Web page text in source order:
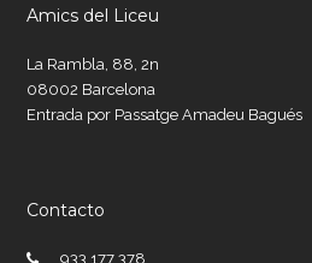
Amics del Liceu
La Rambla, 88, 2n
08002 Barcelona
Entrada por Passatge Amadeu Bagués
Contacto
933 177 378